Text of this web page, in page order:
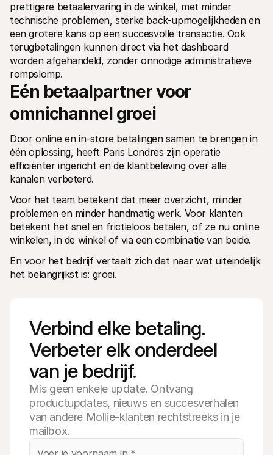
prettigere betaalervaring in de winkel, met minder
technische problemen, sterke back-upmogelijkheden en
een grotere kans op een succesvolle transactie. Ook
terugbetalingen kunnen direct via het dashboard
worden afgehandeld, zonder onnodige administratieve
rompslomp.
Eén betaalpartner voor
omnichannel groei
Door online en in-store betalingen samen te brengen in
één oplossing, heeft Paris Londres zijn operatie
efficiënter ingericht en de klantbeleving over alle
kanalen verbeterd.
Voor het team betekent dat meer overzicht, minder
problemen en minder handmatig werk. Voor klanten
betekent het snel en frictieloos betalen, of ze nu online
winkelen, in de winkel of via een combinatie van beide.
En voor het bedrijf vertaalt zich dat naar wat uiteindelijk
het belangrijkst is: groei.
Verbind elke betaling.
Verbeter elk onderdeel
van je bedrijf.
Mis geen enkele update. Ontvang
productupdates, nieuws en succesverhalen
van andere Mollie-klanten rechtstreeks in je
mailbox.